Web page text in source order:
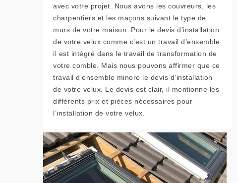
avec votre projet. Nous avons les couvreurs, les
charpentiers et les maçons suivant le type de
murs de votre maison. Pour le devis d’installation
de votre velux comme c’est un travail d’ensemble
il est intégré dans le travail de transformation de
votre comble. Mais nous pouvons affirmer que ce
travail d’ensemble minore le devis d’installation
de votre velux. Le devis est clair, il mentionne les
différents prix et pièces nécessaires pour
l’installation de votre velux.